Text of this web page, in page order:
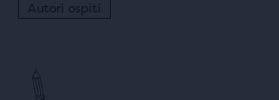
Autori ospiti